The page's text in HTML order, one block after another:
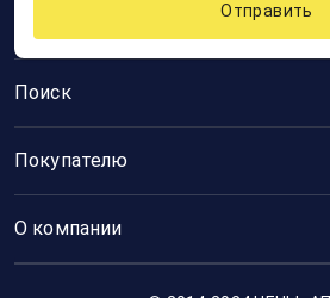
Поиск
Покупателю
О компании
Отправить